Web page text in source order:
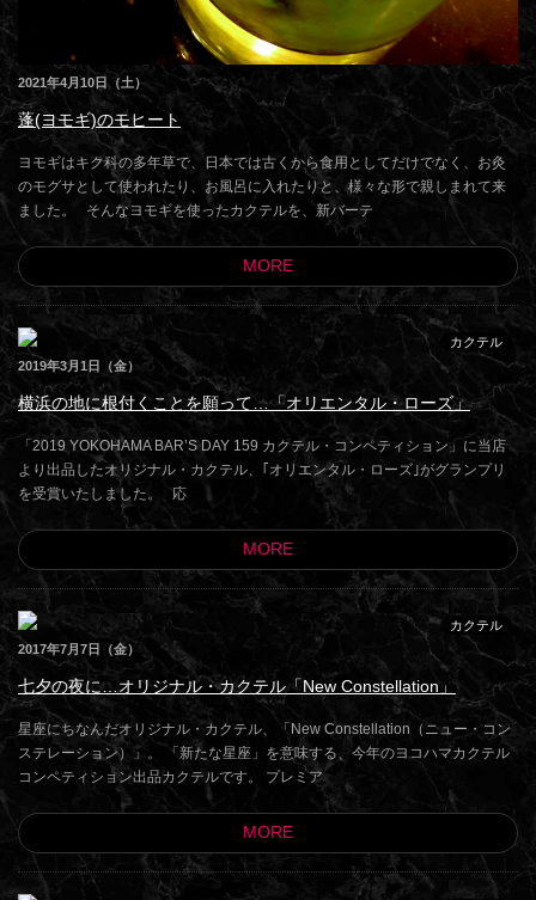
2021年4月10日（土）
蓬(ヨモギ)のモヒート
ヨモギはキク科の多年草で、日本では古くから食用としてだけでなく、お灸
のモグサとして使われたり、お風呂に入れたりと、様々な形で親しまれて来
ました。 そんなヨモギを使ったカクテルを、新バーテ
MORE
2019年3月1日（金）
カクテル
横浜の地に根付くことを願って…「オリエンタル・ローズ」
「2019 YOKOHAMA BAR’S DAY 159 カクテル・コンペティション」に当店
より出品したオリジナル・カクテル、｢オリエンタル・ローズ｣がグランプリ
を受賞いたしました。 応
MORE
2017年7月7日（金）
カクテル
七夕の夜に…オリジナル・カクテル「New Constellation」
星座にちなんだオリジナル・カクテル、「New Constellation（ニュー・コン
ステレーション）」。 「新たな星座」を意味する、今年のヨコハマカクテル
コンペティション出品カクテルです。 プレミア
MORE